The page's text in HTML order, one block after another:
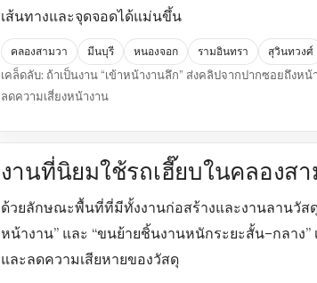
เส้นทางและจุดจอดได้แม่นขึ้น
คลองสามวา มีนบุรี หนองจอก รามอินทรา สุวินทวงศ์
เคล็ดลับ: ถ้าเป็นงาน “เข้าหน้างานลึก” ส่งคลิปจากปากซอยถึงห
ลดความเสี่ยงหน้างาน
งานที่นิยมใช้รถเฮี๊ยบในคลองสา
ด้วยลักษณะพื้นที่ที่มีทั้งงานก่อสร้างและงานลานวัสดุ
หน้างาน” และ “ขนย้ายชิ้นงานหนักระยะสั้น–กลาง
และลดความเสียหายของวัสดุ